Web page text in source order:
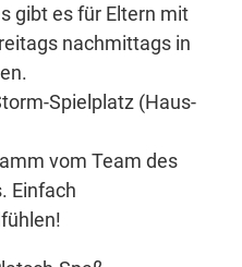
gibt es für Eltern mit
nachmittags in
Spielplatz (Haus-
vom Team des
Einfach